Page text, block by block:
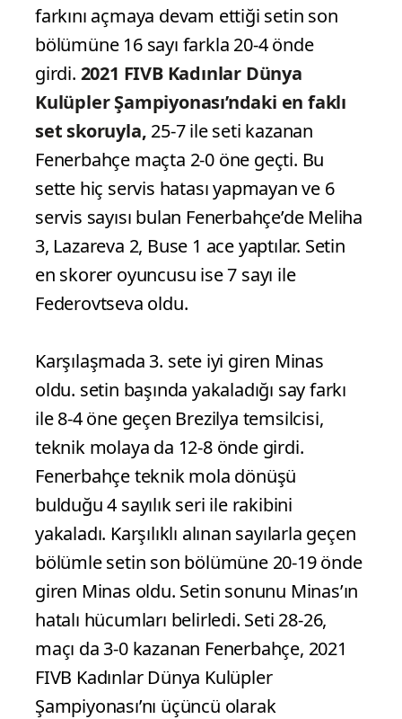
farkını açmaya devam ettiği setin son
bölümüne 16 sayı farkla 20-4 önde
girdi. 2021 FIVB Kadınlar Dünya
Kulüpler Şampiyonası’ndaki en faklı
set skoruyla, 25-7 ile seti kazanan
Fenerbahçe maçta 2-0 öne geçti. Bu
sette hiç servis hatası yapmayan ve 6
servis sayısı bulan Fenerbahçe’de Meliha
3, Lazareva 2, Buse 1 ace yaptılar. Setin
en skorer oyuncusu ise 7 sayı ile
Federovtseva oldu.
Karşılaşmada 3. sete iyi giren Minas
oldu. setin başında yakaladığı say farkı
ile 8-4 öne geçen Brezilya temsilcisi,
teknik molaya da 12-8 önde girdi.
Fenerbahçe teknik mola dönüşü
bulduğu 4 sayılık seri ile rakibini
yakaladı. Karşılıklı alınan sayılarla geçen
bölümle setin son bölümüne 20-19 önde
giren Minas oldu. Setin sonunu Minas’ın
hatalı hücumları belirledi. Seti 28-26,
maçı da 3-0 kazanan Fenerbahçe, 2021
FIVB Kadınlar Dünya Kulüpler
Şampiyonası’nı üçüncü olarak